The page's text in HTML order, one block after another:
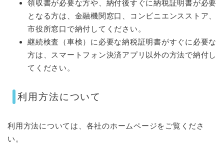
領収書が必要な方や、納付後すぐに納税証明書が必要
となる方は、金融機関窓口、コンビニエンスストア、
市役所窓口で納付してください。
継続検査（車検）に必要な納税証明書がすぐに必要な
方は、スマートフォン決済アプリ以外の方法で納付し
てください。
利用方法について
利用方法については、各社のホームページをご覧くださ
い。